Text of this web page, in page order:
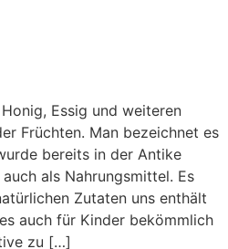
Essig und weiteren
Früchten. Man bezeichnet es
bereits in der Antike
als Nahrungsmittel. Es
Zutaten uns enthält
auch für Kinder bekömmlich
zu […]